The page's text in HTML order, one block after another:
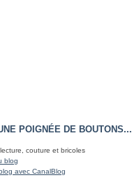
POIGNÉE DE BOUTONS...
couture et bricoles
blog
avec CanalBlog